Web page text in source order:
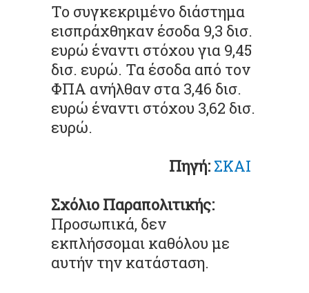
Το συγκεκριμένο διάστημα
εισπράχθηκαν έσοδα 9,3 δισ.
ευρώ έναντι στόχου για 9,45
δισ. ευρώ. Τα έσοδα από τον
ΦΠΑ ανήλθαν στα 3,46 δισ.
ευρώ έναντι στόχου 3,62 δισ.
ευρώ.
Πηγή: ΣΚΑΙ
Σχόλιο Παραπολιτικής:
Προσωπικά, δεν
εκπλήσσομαι καθόλου με
αυτήν την κατάσταση.